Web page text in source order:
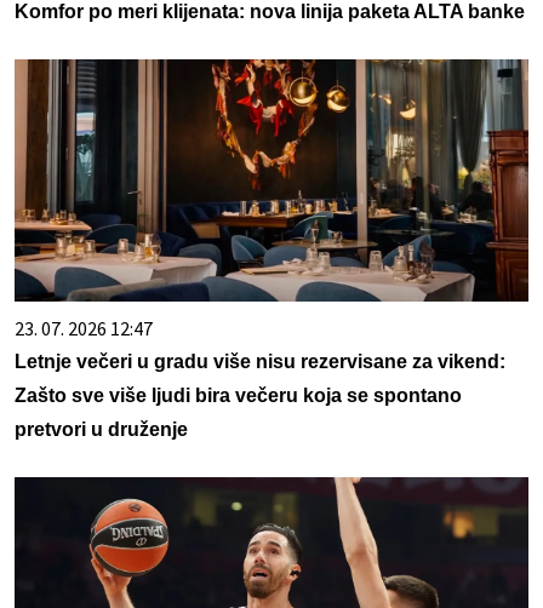
Komfor po meri klijenata: nova linija paketa ALTA banke
23. 07. 2026 12:47
Letnje večeri u gradu više nisu rezervisane za vikend:
Zašto sve više ljudi bira večeru koja se spontano
pretvori u druženje